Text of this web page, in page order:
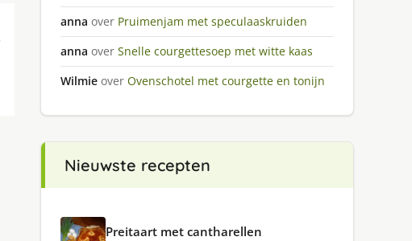
anna over Pruimenjam met speculaaskruiden
anna over Snelle courgettesoep met witte kaas
Wilmie over Ovenschotel met courgette en tonijn
Nieuwste recepten
Preitaart met cantharellen